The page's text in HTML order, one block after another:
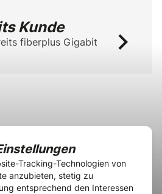
Kunde
fiberplus Gigabit
Tracking-Technologien von
anzubieten, stetig zu
entsprechend den Interessen